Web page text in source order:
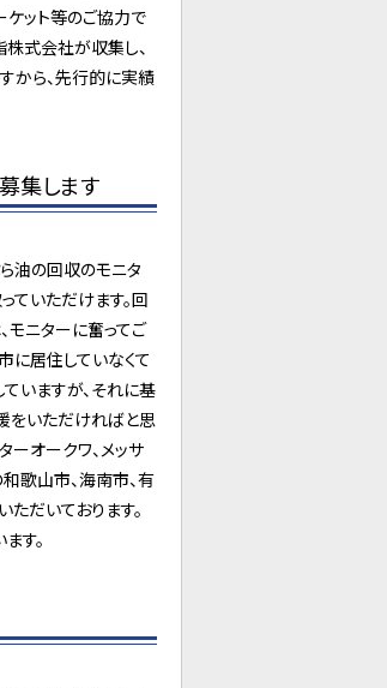
ケット等のご協力で
式会社が収集し、
から、先行的に実績
集します
油の回収のモニタ
ていただけます。回
モニターに奮ってご
に居住していなくて
いますが、それに基
をいただければと思
ーオークワ、メッサ
歌山市、海南市、有
だいております。
す。